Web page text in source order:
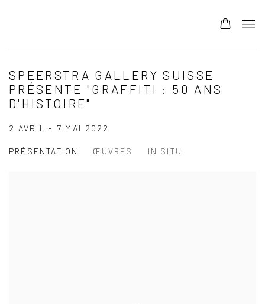
SPEERSTRA GALLERY SUISSE
PRÉSENTE "GRAFFITI : 50 ANS
D'HISTOIRE"
2 AVRIL - 7 MAI 2022
PRÉSENTATION ŒUVRES IN SITU